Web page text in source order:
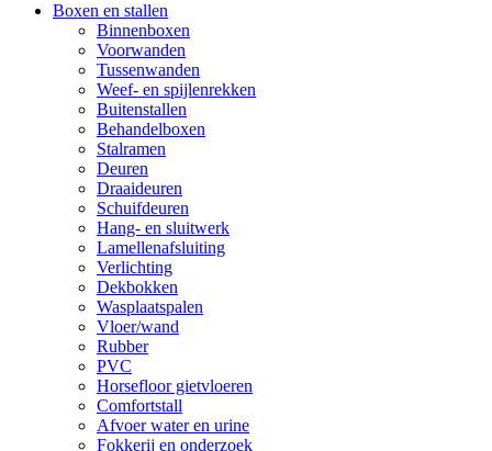
Boxen en stallen
Binnenboxen
Voorwanden
Tussenwanden
Weef- en spijlenrekken
Buitenstallen
Behandelboxen
Stalramen
Deuren
Draaideuren
Schuifdeuren
Hang- en sluitwerk
Lamellenafsluiting
Verlichting
Dekbokken
Wasplaatspalen
Vloer/wand
Rubber
PVC
Horsefloor gietvloeren
Comfortstall
Afvoer water en urine
Fokkerij en onderzoek